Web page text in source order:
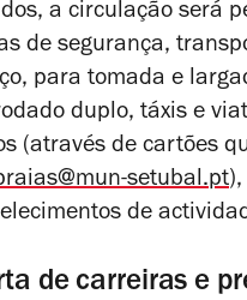
a circulação será
de segurança,
para tomada e
duplo, táxis e
(através de cartões
setubal.pt
de
de carreiras e